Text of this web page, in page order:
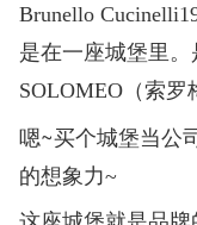
Brunello
是在一座城堡里
SOLOMEO（索
嗯~买个城堡当公
的想象力~